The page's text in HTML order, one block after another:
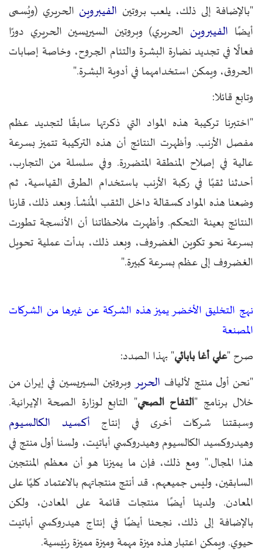
"بالإضافة إلى ذلك، يلعب بروتين الفيبروين الحريري (ويُسمى
أيضًا الفيبروين الحريري) وبروتين السيريسين الحريري دورًا
فعالًا في تجديد نضارة البشرة والتئام الجروح، وخاصة إصابات
الحروق، ويمكن استخدامهما في أدوية البشرة."
وتابع قائلا:
"اختبرنا تركيبة هذه المواد التي ذكرتها سابقًا لتجديد عظم
مفصل الأرنب. وأظهرت النتائج أن هذه التركيبة تتميز بسرعة
عالية في إصلاح المنطقة المتضررة. وفي سلسلة من التجارب،
أحدثنا ثقبًا في ركبة الأرنب باستخدام الطرق القياسية، ثم
وضعنا هذه المواد كسقالة داخل الثقب المُنشأ. وبعد ذلك، قارنا
النتائج بعينة التحكم. وأظهرت ملاحظاتنا أن الأنسجة تطورت
بسرعة نحو تكوين الغضروف، وبعد ذلك، بدأت عملية تحويل
الغضروف إلى عظم بسرعة كبيرة."
نهج التخليق الأخضر يميز هذه الشركة عن غيرها من الشركات
المصنعة
صرح "علي أغا بابائي" بهذا الصدد:
"نحن أول منتج لألياف الحريروبروتين السيريسين في إيران من
خلال برنامج "التفاح الصحي" التابع لوزارة الصحة الإيرانية.
وسبقتنا شركات أخرى في إنتاج أكسيد الكالسيوم
وهيدروكسيد الكالسيوم وهيدروكسي أباتيت، ولسنا أول منتج في
هذا المجال." ومع ذلك، فإن ما يميزنا هو أن معظم المنتجين
السابقين، وليس جميعهم، قد أنتج منتجاتهم بالاعتماد كليًا على
المعادن. ولدينا أيضًا منتجات قائمة على المعادن، ولكن
بالإضافة إلى ذلك، نجحنا أيضًا في إنتاج هيدروكسي أباتيت
حيوي. ويمكن اعتبار هذه ميزة مهمة وميزة مميزة رئيسية.